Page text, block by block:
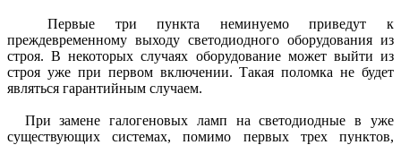
Первые три пункта неминуемо приведут к
преждевременному выходу светодиодного оборудования из
строя. В некоторых случаях оборудование может выйти из
строя уже при первом включении. Такая поломка не будет
являться гарантийным случаем.
При замене галогеновых ламп на светодиодные в уже
существующих системах, помимо первых трех пунктов,